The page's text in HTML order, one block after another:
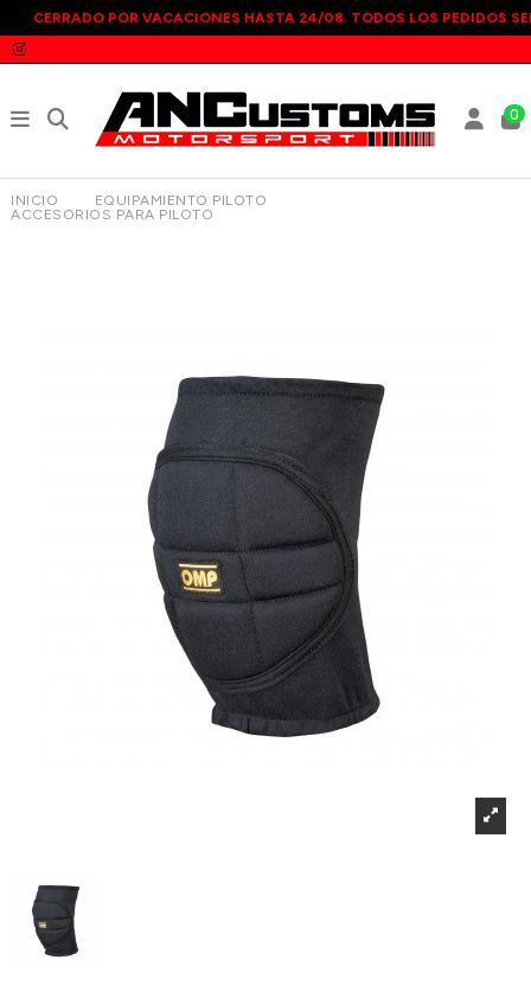
CERRADO POR VACACIONES HASTA 24/08. TODOS LOS PEDIDOS
0
INICIO
EQUIPAMIENTO PILOTO
ACCESORIOS PARA PILOTO